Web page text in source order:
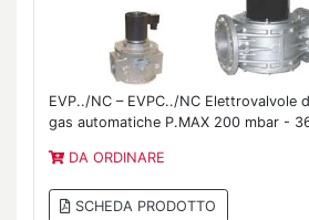
EVP../NC – EVPC../NC Elettrovalvole
gas automatiche P.MAX 200 mbar -
DA ORDINARE
SCHEDA PRODOTTO